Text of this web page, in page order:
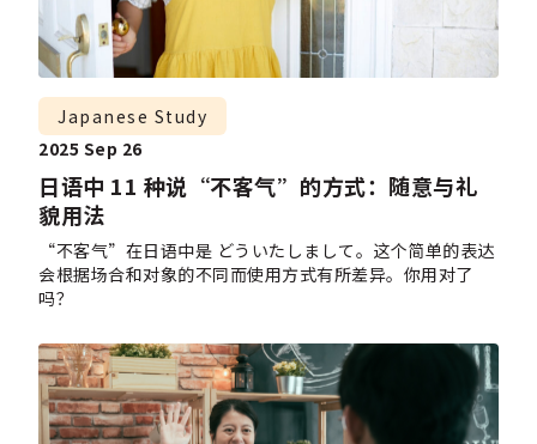
日语中 11 种说“不客气”的方式：随意与礼
貌用法
Japanese Study
2025 Sep 26
“不客气”在日语中是 どういたしまして。这个简单的表达
会根据场合和对象的不同而使用方式有所差异。你用对了
吗？